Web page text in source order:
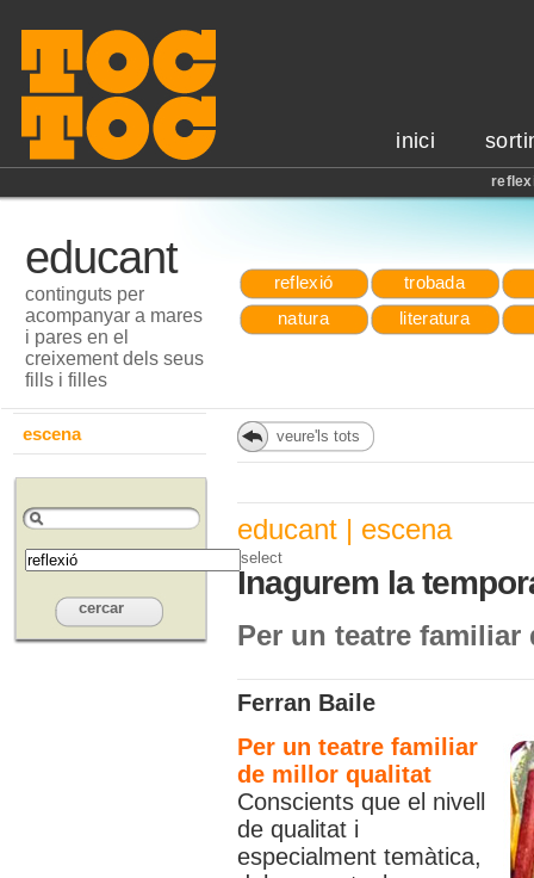
inici
reflexió
trobada
natura
literatura
educant
continguts per
acompanyar a mares
i pares en el
creixement dels seus
fills i filles
escena
select
veure'ls tots
educant | escena
Inagurem la
Per un teatre
Ferran Baile
Per un teatre familiar
de millor qualitat
Conscients que el nivell
de qualitat i
especialment temàtica,